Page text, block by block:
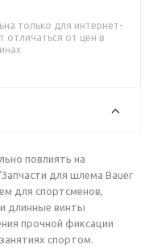
только для интернет-
отличаться от цен в
повлиять на
для шлема Bauer
для спортсменов,
длинные винты
прочной фиксации
спортом.